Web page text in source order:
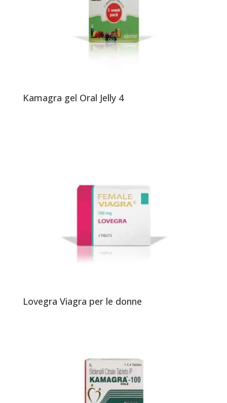
Kamagra gel Oral Jelly 4
Lovegra Viagra per le donne